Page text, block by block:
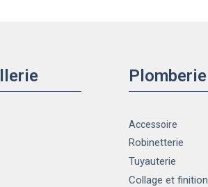
Plomberie
Accessoire
Robinetterie
Tuyauterie
Collage et finition